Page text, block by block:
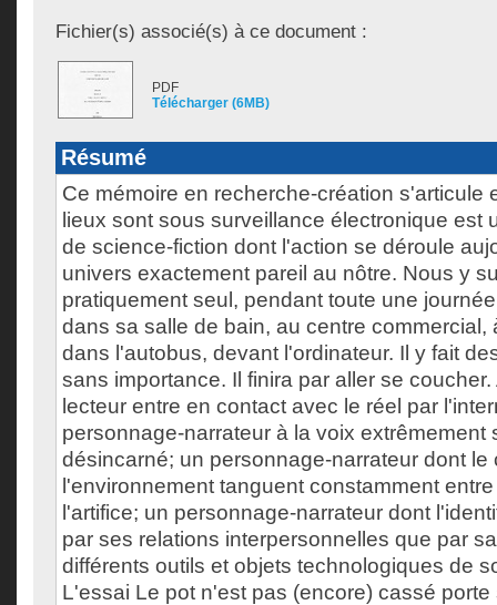
Fichier(s) associé(s) à ce document :
PDF
Télécharger (6MB)
Résumé
Ce mémoire en recherche-création s'articule
lieux sont sous surveillance électronique est
de science-fiction dont l'action se déroule
univers exactement pareil au nôtre. Nous y
pratiquement seul, pendant toute une
dans sa salle de bain, au centre commercial,
dans l'autobus, devant l'ordinateur. Il y fait
sans importance. Il finira par aller se
lecteur entre en contact avec le réel par
personnage-narrateur à la voix extrêmement
désincarné; un personnage-narrateur dont le
l'environnement tanguent constamment
l'artifice; un personnage-narrateur dont
par ses relations interpersonnelles que par
différents outils et objets technologiques de
L'essai Le pot n'est pas (encore) cassé